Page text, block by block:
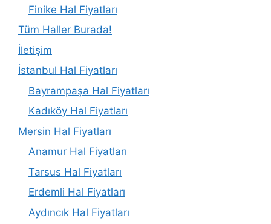
Finike Hal Fiyatları
Tüm Haller Burada!
İletişim
İstanbul Hal Fiyatları
Bayrampaşa Hal Fiyatları
Kadıköy Hal Fiyatları
Mersin Hal Fiyatları
Anamur Hal Fiyatları
Tarsus Hal Fiyatları
Erdemli Hal Fiyatları
Aydıncık Hal Fiyatları